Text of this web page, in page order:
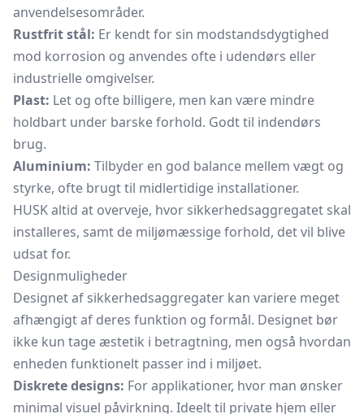
anvendelsesområder.
Rustfrit stål: Er kendt for sin modstandsdygtighed
mod korrosion og anvendes ofte i udendørs eller
industrielle omgivelser.
Plast: Let og ofte billigere, men kan være mindre
holdbart under barske forhold. Godt til indendørs
brug.
Aluminium: Tilbyder en god balance mellem vægt og
styrke, ofte brugt til midlertidige installationer.
HUSK altid at overveje, hvor sikkerhedsaggregatet skal
installeres, samt de miljømæssige forhold, det vil blive
udsat for.
Designmuligheder
Designet af sikkerhedsaggregater kan variere meget
afhængigt af deres funktion og formål. Designet bør
ikke kun tage æstetik i betragtning, men også hvordan
enheden funktionelt passer ind i miljøet.
Diskrete designs: For applikationer, hvor man ønsker
minimal visuel påvirkning. Ideelt til private hjem eller